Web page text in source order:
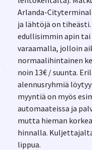
Arlanda-
ja lähtöjä on tiheästi.
edullisimmin apin
varaamalla, jolloin
normaalihintainen
noin 13€ / suunta.
alennusryhmiä
myyntiä on myös
automaateissa ja
mutta hieman
hinnalla.
lippua.